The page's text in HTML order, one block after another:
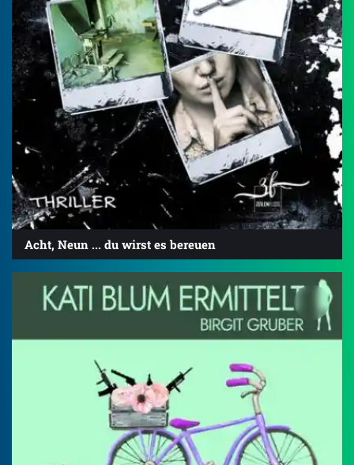
Acht, Neun ... du wirst es bereuen